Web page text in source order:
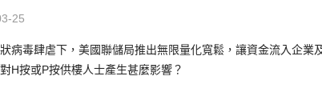
25
病毒肆虐下，美國聯儲局推出無限量化寬鬆，讓資金流入企
H按或P按供樓人士產生甚麼影響？